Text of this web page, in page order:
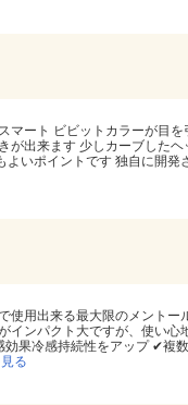
マート ビビットカラーが目を
が出来ます 少しカーブしたヘ
いポイントです 独自に開発
使用出来る最大限のメントー
インパクト大ですが、使い心
果冷感持続性をアップ ✔複
る